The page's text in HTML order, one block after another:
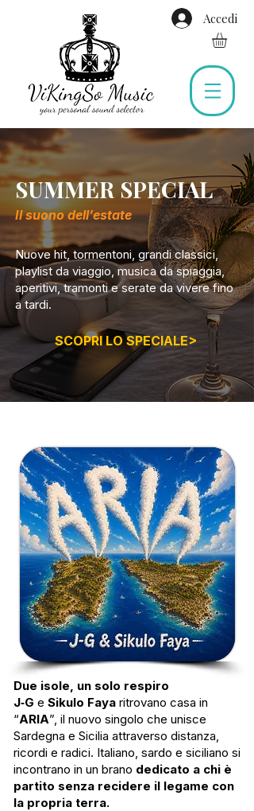
Accedi
SUMMER SPECIAL
Il suono dell’estate
Nuove hit, tormentoni, grandi classici,
playlist da viaggio, musica da spiaggia,
aperitivi, tramonti e serate da vivere fino
a tardi.
SCOPRI LO SPECIALE>
Due isole, un solo respiro
J‑G e Sikulo Faya ritrovano casa in
“ARIA”, il nuovo singolo che unisce
Sardegna e Sicilia attraverso distanza,
ricordi e radici. Italiano, sardo e siciliano si
incontrano in un brano dedicato a chi è
partito senza recidere il legame con
la propria terra.